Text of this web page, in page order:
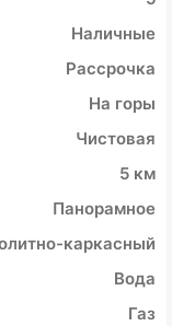
Наличные
Рассрочка
На горы
Чистовая
5 км
Панорамное
каркасный
Вода
Газ